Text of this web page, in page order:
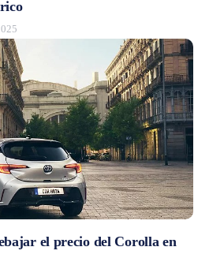
el precio del Corolla en